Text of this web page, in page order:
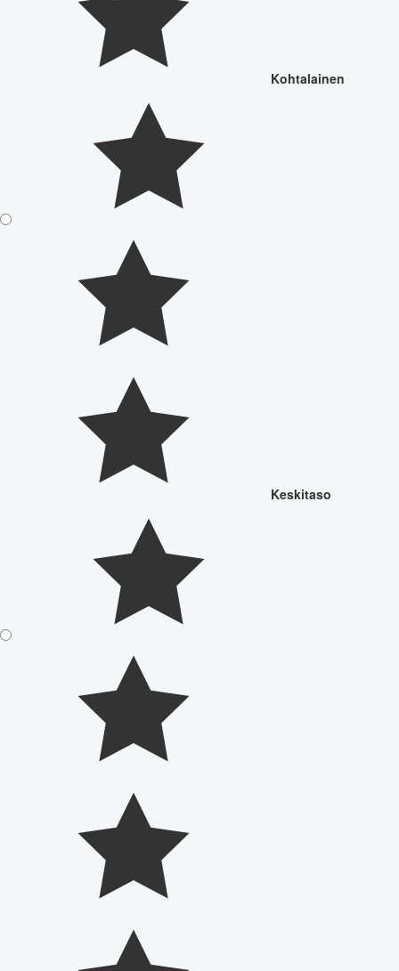
Kohtalainen
Keskitaso